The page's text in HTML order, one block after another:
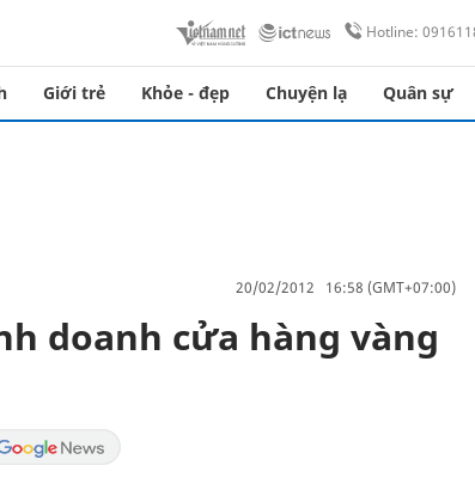
Hotline:
Giới trẻ Khỏe - đẹp Chuyện lạ Quân sự
20/02/2012 16:58 (GMT+07:00)
doanh cửa hàng vàng